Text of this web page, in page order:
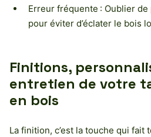
Erreur fréquente : Oublier
pour éviter d’éclater le bois
Finitions,
entretien de votre
en bois
La finition, c’est la touche qui fait